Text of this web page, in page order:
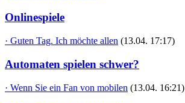
Onlinespiele
· Guten Tag. Ich möchte allen (13.04. 17:17)
Automaten spielen schwer?
· Wenn Sie ein Fan von mobilen (13.04. 16:21)